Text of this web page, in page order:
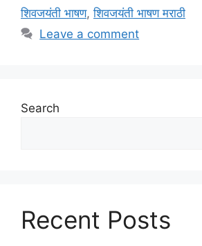
शिवजयंती भाषण,शिवजयंती भाषण मराठी
Leave a comment
Search
Recent Posts